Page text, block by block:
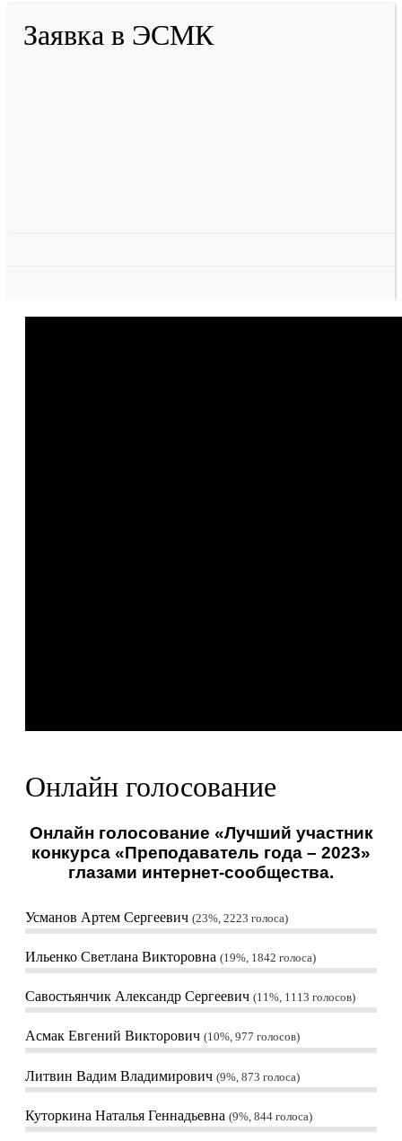
Заявка в ЭСМК
Онлайн голосование
Онлайн голосование «Лучший участник
конкурса «Преподаватель года – 2023»
глазами интернет-сообщества.
Усманов Артем Сергеевич 23%, 2223 голоса
Ильенко Светлана Викторовна 19%, 1842 голоса
Савостьянчик Александр Сергеевич 11%, 1113 голосов
Асмак Евгений Викторович 10%, 977 голосов
Литвин Вадим Владимирович 9%, 873 голоса
Куторкина Наталья Геннадьевна 9%, 844 голоса